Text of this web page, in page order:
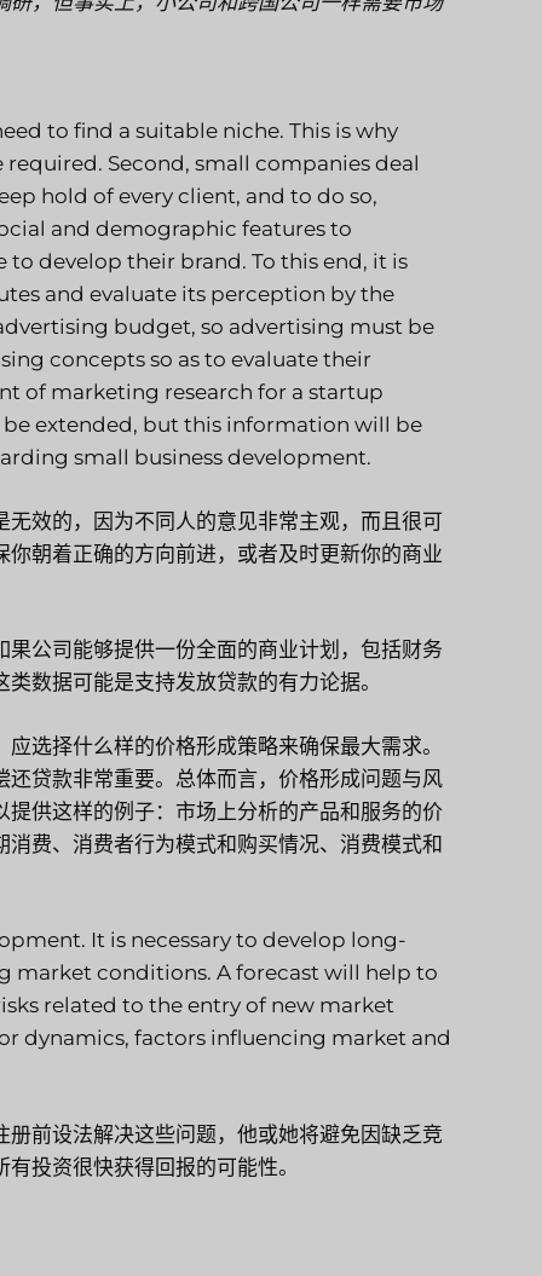
to find a suitable niche. This is why
Second, small companies deal
hold of every client, and to do so,
and demographic features to
develop their brand. To this end, it is
and evaluate its perception by the
budget, so advertising must be
concepts so as to evaluate their
of marketing research for a startup
extended, but this information will be
small business development.
效的，因为不同人的意见非常主观，而且很可
朝着正确的方向前进，或者及时更新你的商业
公司能够提供一份全面的商业计划，包括财务
数据可能是支持发放贷款的有力论据。
选择什么样的价格形成策略来确保最大需求。
贷款非常重要。总体而言，价格形成问题与风
供这样的例子：市场上分析的产品和服务的价
费、消费者行为模式和购买情况、消费模式和
It is necessary to develop long-
conditions. A forecast will help to
related to the entry of new market
dynamics, factors influencing market and
前设法解决这些问题，他或她将避免因缺乏竞
投资很快获得回报的可能性。